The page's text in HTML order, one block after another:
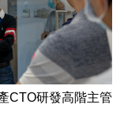
CTO研發高階主管